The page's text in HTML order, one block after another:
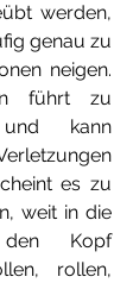
werden,
genau zu
neigen.
führt zu
kann
es zu
weit in die
Kopf
rollen,